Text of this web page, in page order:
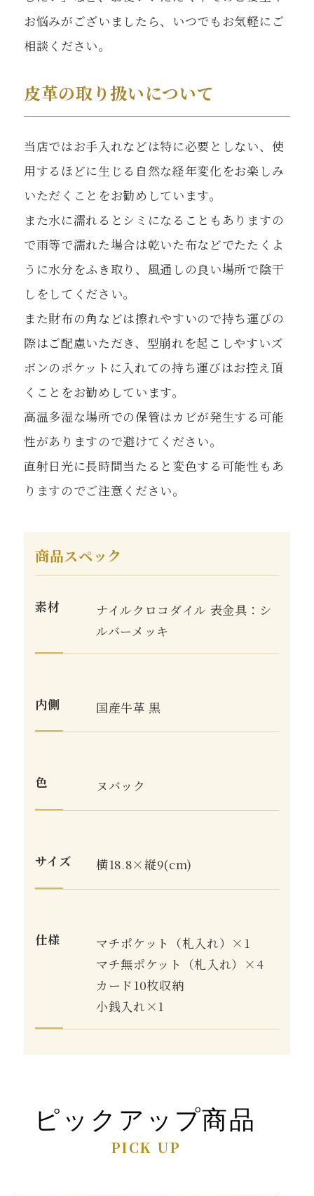
お悩みがございましたら、いつでもお気軽にご
相談ください。
皮革の取り扱いについて
当店ではお手入れなどは特に必要としない、使
用するほどに生じる自然な経年変化をお楽しみ
いただくことをお勧めしています。
また水に濡れるとシミになることもありますの
で雨等で濡れた場合は乾いた布などでたたくよ
うに水分をふき取り、風通しの良い場所で陰干
しをしてください。
また財布の角などは擦れやすいので持ち運びの
際はご配慮いただき、型崩れを起こしやすいズ
ボンのポケットに入れての持ち運びはお控え頂
くことをお勧めしています。
高温多湿な場所での保管はカビが発生する可能
性がありますので避けてください。
直射日光に長時間当たると変色する可能性もあ
りますのでご注意ください。
商品スペック
素材
ナイルクロコダイル 表金具：シ
ルバーメッキ
内側 国産牛革 黒
色 ヌバック
サイズ 横18.8×縦9(cm)
仕様
マチポケット（札入れ）×1
マチ無ポケット（札入れ）×4
カード10枚収納
小銭入れ×1
ピックアップ商品
PICK UP